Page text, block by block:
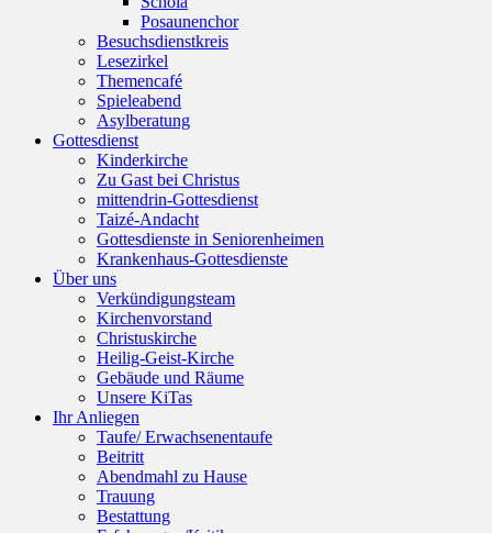
Posaunenchor
Besuchsdienstkreis
Lesezirkel
Themencafé
Spieleabend
Asylberatung
Gottesdienst
Kinderkirche
Zu Gast bei Christus
mittendrin-Gottesdienst
Taizé-Andacht
Gottesdienste in Seniorenheimen
Krankenhaus-Gottesdienste
Über uns
Verkündigungsteam
Kirchenvorstand
Christuskirche
Heilig-Geist-Kirche
Gebäude und Räume
Unsere KiTas
Ihr Anliegen
Taufe/ Erwachsenentaufe
Beitritt
Abendmahl zu Hause
Trauung
Bestattung